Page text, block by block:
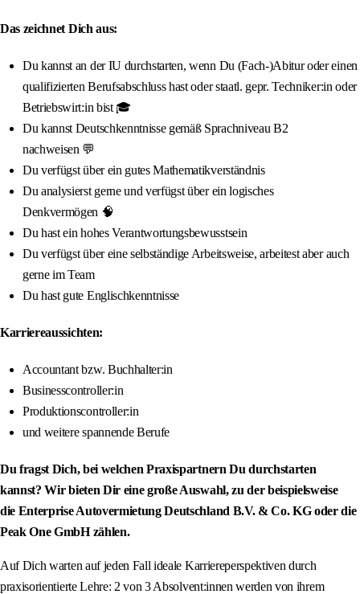
Das zeichnet Dich aus:
Du kannst an der IU durchstarten, wenn Du (Fach-)Abitur oder einen
qualifizierten Berufsabschluss hast oder staatl. gepr. Techniker:in oder
Betriebswirt:in bist 🎓
Du kannst Deutschkenntnisse gemäß Sprachniveau B2
nachweisen 💬
Du verfügst über ein gutes Mathematikverständnis
Du analysierst gerne und verfügst über ein logisches
Denkvermögen 🧠
Du hast ein hohes Verantwortungsbewusstsein
Du verfügst über eine selbständige Arbeitsweise, arbeitest aber auch
gerne im Team
Du hast gute Englischkenntnisse
Karriereaussichten:
Accountant bzw. Buchhalter:in
Businesscontroller:in
Produktionscontroller:in
und weitere spannende Berufe
Du fragst Dich, bei welchen Praxispartnern Du durchstarten
kannst? Wir bieten Dir eine große Auswahl, zu der beispielsweise
die Enterprise Autovermietung Deutschland B.V. & Co. KG oder die
Peak One GmbH zählen.
Auf Dich warten auf jeden Fall ideale Karriereperspektiven durch
praxisorientierte Lehre: 2 von 3 Absolvent:innen werden von ihrem